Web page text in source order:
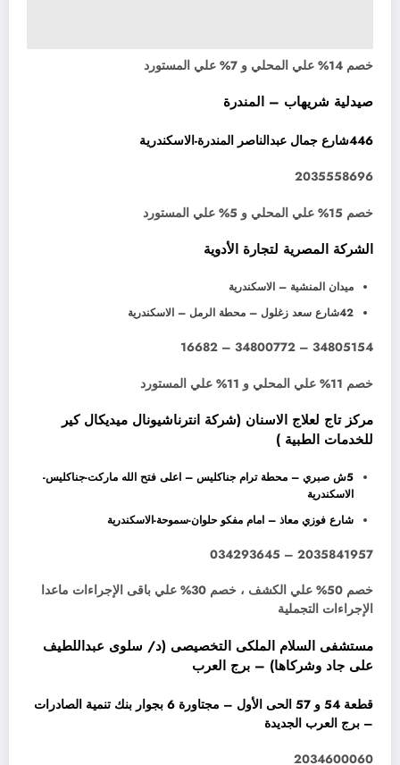
خصم 14% علي المحلي و 7% علي المستورد
صيدلية شريهاب – المندرة
446شارع جمال عبدالناصر المندرة-الاسكندرية
2035558696
خصم 15% علي المحلي و 5% علي المستورد
الشركة المصرية لتجارة الأدوية
ميدان المنشية – الاسكندرية
42شارع سعد زغلول – محطة الرمل – الاسكندرية
34805154 – 34800772 – 16682
خصم 11% علي المحلي و 11% علي المستورد
مركز تاج لعلاج الاسنان (شركة انترناشيونال ميديكال كير
للخدمات الطبية )
5ش صبري – محطة ترام جناكليس – اعلى فتح الله ماركت-جناكليس-
الاسكندرية
شارع فوزي معاذ – امام مفكو حلوان-سموحة-الاسكندرية
2035841957 – 034293645
خصم 50% علي الكشف ، خصم 30% علي باقى الإجراءات ماعدا
الإجراءات التجملية
مستشفى السلام الملكى التخصيصى (د/ سلوى عبداللطيف
على جاد وشركاها) – برج العرب
قطعة 54 و 57 الحى الأول – مجتاورة 6 بجوار بنك تنمية الصادرات
– برج العرب الجديدة
2034600060